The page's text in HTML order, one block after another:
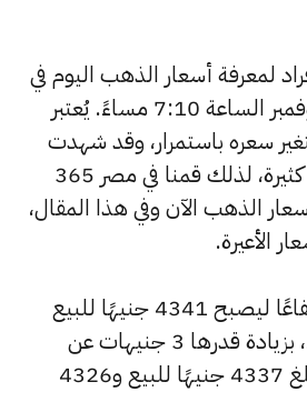
لمعرفة أسعار الذهب اليوم في
مصر ليوم الأثنين 4 نوفمبر الساعة 7:10 مساءً. يُعتبر
سعره باستمرار، وقد شهدت
أسعار الذهب تغيرات كثيرة، لذلك قمنا في مصر 365
الذهب الآن وفي هذا المقال،
الأعيرة.
شهد سعر عيار 24 ارتفاعًا ليصبح 4341 جنيهًا للبيع
و4329 جنيهًا للشراء، بزيادة قدرها 3 جنيهات عن
السعر السابق الذي بلغ 4337 جنيهًا للبيع و4326